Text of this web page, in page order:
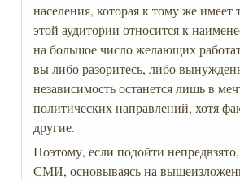
населения, которая к тому же
этой аудитории относится к
на большое число желающих
вы либо разоритесь, либо
независимость останется лишь в
политических направлений, хотя
другие.
Поэтому, если подойти
СМИ, основываясь на